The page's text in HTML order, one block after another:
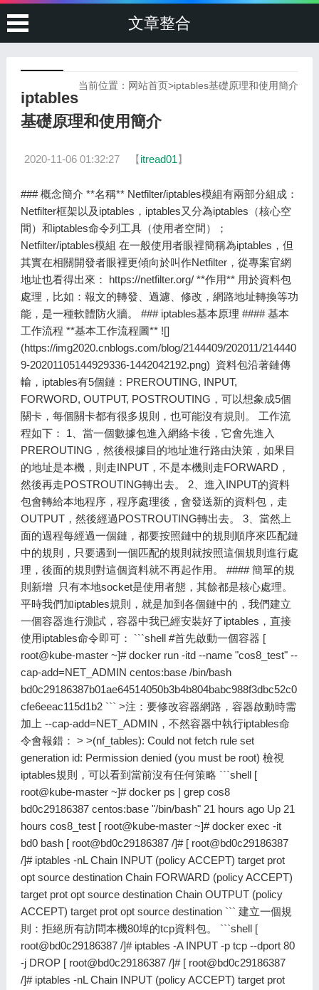
文章整合
当前位置： 网站首页>iptables基礎原理和使用簡介
iptables
基礎原理和使用簡介
2020-11-06 01:32:27 【itread01】
### 概念簡介 **名稱** Netfilter/iptables模組有兩部分組成：
Netfilter框架以及iptables，iptables又分為iptables（核心空
間）和iptables命令列工具（使用者空間）；
Netfilter/iptables模組 在一般使用者眼裡簡稱為iptables，但
其實在相關開發者眼裡更傾向於叫作Netfilter，從專案官網
地址也看得出來： https://netfilter.org/ **作用** 用於資料包
處理，比如：報文的轉發、過濾、修改，網路地址轉換等功
能，是一種軟體防火牆。 ### iptables基本原理 #### 基本
工作流程 **基本工作流程圖** ![]
(https://img2020.cnblogs.com/blog/2144409/202011/214440
9-20201105144929336-1442042192.png) ​ 資料包沿著鏈傳
輸，iptables有5個鏈：PREROUTING, INPUT,
FORWORD, OUTPUT, POSTROUTING，可以想象成5個
關卡，每個關卡都有很多規則，也可能沒有規則。 工作流
程如下： 1、當一個數據包進入網絡卡後，它會先進入
PREROUTING，然後根據目的地址進行路由決策，如果目
的地址是本機，則走INPUT，不是本機則走FORWARD，
然後再走POSTROUTING轉出去。 2、進入INPUT的資料
包會轉給本地程序，程序處理後，會發送新的資料包，走
OUTPUT，然後經過POSTROUTING轉出去。 3、當然上
面的過程每經過一個鏈，都要按照鏈中的規則順序來匹配鏈
中的規則，只要遇到一個匹配的規則就按照這個規則進行處
理，後面的規則對這個資料就不再起作用。 #### 簡單的規
則新增 ​ 只有本地socket是使用者態，其餘都是核心處理。
平時我們加iptables規則，就是加到各個鏈中的，我們建立
一個容器進行測試，容器中我已經安裝好了iptables，直接
使用iptables命令即可： ```shell #首先啟動一個容器 [
root@kube-master~]# docker run -itd --name "cos8_test" --
cap-add=NET_ADMIN centos:base /bin/bash
bd0c29186387b01ae64514050b3b4b804babc988f3dbc52c0
cfe6eeac115d1b2 ``` >注：要修改容器網路，容器啟動時需
加上 --cap-add=NET_ADMIN，不然容器中執行iptables命
令會報錯： > >(nf_tables): Could not fetch rule set
generation id: Permission denied (you must be root) 檢視
iptables規則，可以看到當前沒有任何策略 ```shell [
root@kube-master~]# docker ps | grep cos8
bd0c29186387 centos:base "/bin/bash" 21 hours ago Up 21
hours cos8_test [ root@kube-master~]# docker exec -it
bd0 bash [ root@bd0c29186387/]# [ root@bd0c29186387
/]# iptables -nL Chain INPUT (policy ACCEPT) target prot
opt source destination Chain FORWARD (policy ACCEPT)
target prot opt source destination Chain OUTPUT (policy
ACCEPT) target prot opt source destination ``` 建立一個規
則：拒絕所有訪問本機80埠的tcp資料包。 ```shell [
root@bd0c29186387/]# iptables -A INPUT -p tcp --dport 80
-j DROP [ root@bd0c29186387/]# [ root@bd0c29186387
/]# iptables -nL Chain INPUT (policy ACCEPT) target prot